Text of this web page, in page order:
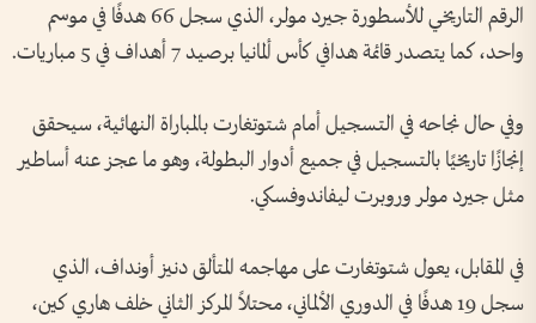
الرقم التاريخي للأسطورة جيرد مولر، الذي سجل 66 هدفًا في موسم
واحد، كما يتصدر قائمة هدافي كأس ألمانيا برصيد 7 أهداف في 5 مباريات.
وفي حال نجاحه في التسجيل أمام شتوتغارت بالمباراة النهائية، سيحقق
إنجازًا تاريخيًا بالتسجيل في جميع أدوار البطولة، وهو ما عجز عنه أساطير
مثل جيرد مولر وروبرت ليفاندوفسكي.
في المقابل، يعول شتوتغارت على مهاجمه المتألق دنيز أونداف، الذي
سجل 19 هدفًا في الدوري الألماني، محتلاً المركز الثاني خلف هاري كين،